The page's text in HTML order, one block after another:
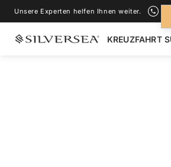
Unsere Experten helfen Ihnen weiter.
KREUZFAHRT